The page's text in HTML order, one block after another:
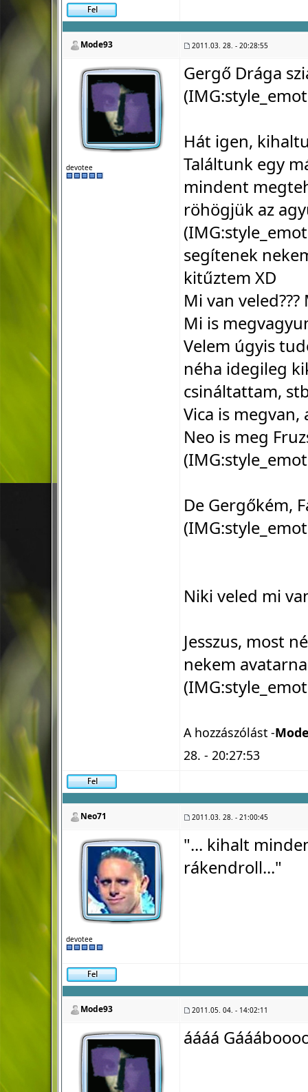
Mode93 2011.03. 28. - 20:28:55
devotee
Gergő Drága
(IMG:
Hát igen,
Találtunk egy
mindent
röhögjük az
(IMG:
segítenek
kitűztem XD
Mi van
Mi is
Velem úgyis
néha idegileg
csináltattam,
Vica is
Neo is meg
(IMG:
De Gergőkém,
(IMG:
Niki veled mi
Jesszus, most
nekem
(IMG:
A hozzászólást -
28. - 20:27:53
Neo71 2011.03. 28. - 21:00:45
devotee
"... kihalt
rákendroll..."
Mode93 2011.05. 04. - 14:02:11
áááá